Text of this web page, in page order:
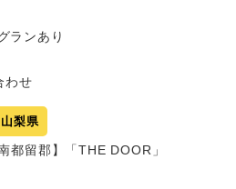
ランあり
わせ
山梨県
都留郡】「THE DOOR」